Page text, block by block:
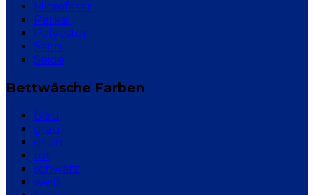
Microfaser
Perkal
Polyester
Satin
Seide
Bettwäsche Farben
blau
grau
grün
rot
schwarz
weiß